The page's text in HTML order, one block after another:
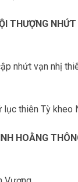
THƯỢNG
nhứt vạn nhị
thiên Tỳ kheo
HOẰNG